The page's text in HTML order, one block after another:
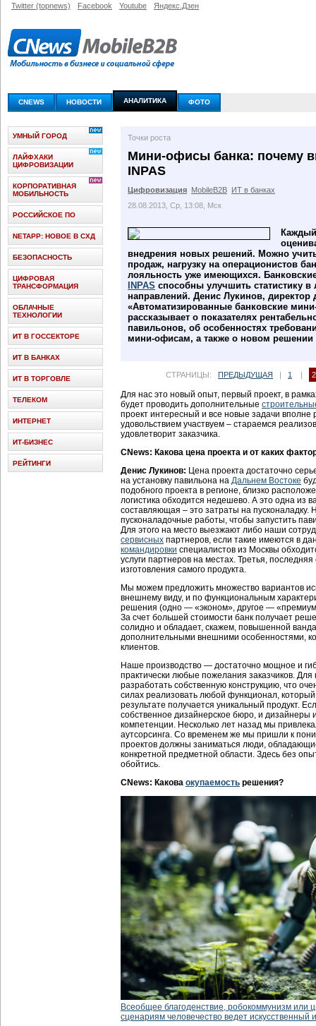
Twitter (topnews) Facebook Youtube Яндекс.Дзен
CNEWS НОВОСТИ АНАЛИТИКА ФОТО
Точки роста
Мини-офисы банка: почему
INPAS
Цифровизация MobileB2B ИТ в банках
28.08.2013, Ср, 13:08, Мск
внедрения новых решений. Можно
продаж, нагрузку на операционистов
лояльность уже имеющихся.
INPAS способны улучшить статистику
направлений. Денис Лукинов, директор
«Автоматизированные банковские
рассказывает о показателях
павильонов, об особенностях
мини-офисам, а также о новом
СТРАНИЦЫ: ПРЕДЫДУЩАЯ | 1 | 2
Для нас это новый опыт, первый проект, в
будет проводить дополнительные
проект интересный и все новые задачи
удовольствием участвуем – стараемся
удовлетворит заказчика.
CNews: Какова цена проекта и от каких
Денис Лукинов: Цена проекта достаточно
на установку павильона на Дальнем Востоке
подобного проекта в регионе, близко
логистика обходится недешево. А это одна из
составляющая – это затраты на пусконаладку.
пусконаладочные работы, чтобы запустить
Для этого на место выезжают либо наши
сервисных партнеров, если такие имеются в
командировки специалистов из Москвы
услуги партнеров на местах. Третья,
изготовления самого продукта.
Мы можем предложить множество вариантов
внешнему виду, и по функциональным
решения (одно — «эконом», другое —
За счет большей стоимости банк получает
солидно и обладает, скажем, повышенной
дополнительными внешними особенностями,
клиентов.
Наше производство — достаточно мощное и
практически любые пожелания заказчиков.
разработать собственную конструкцию, что
силах реализовать любой функционал,
результате получается уникальный продукт.
собственное дизайнерское бюро, и дизайнеры
компетенции. Несколько лет назад мы
аутсорсинга. Со временем же мы пришли к
проектов должны заниматься люди,
конкретной предметной области. Здесь без
обойтись.
CNews: Какова окупаемость решения?
Всеобщее благоденствие, робокоммунизм или
сценариям человечество ведет искусственный
УМНЫЙ ГОРОД
ЛАЙФХАКИ
ЦИФРОВИЗАЦИИ
КОРПОРАТИВНАЯ
МОБИЛЬНОСТЬ
РОССИЙСКОЕ ПО
NETAPP: НОВОЕ В СХД
БЕЗОПАСНОСТЬ
ЦИФРОВАЯ
ТРАНСФОРМАЦИЯ
ОБЛАЧНЫЕ
ТЕХНОЛОГИИ
ИТ В ГОССЕКТОРЕ
ИТ В БАНКАХ
ИТ В ТОРГОВЛЕ
ТЕЛЕКОМ
ИНТЕРНЕТ
ИТ-БИЗНЕС
РЕЙТИНГИ